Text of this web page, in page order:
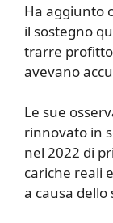
Ha aggiunto
il sostegno
trarre profitto
avevano
Le sue
rinnovato in
nel 2022 di
cariche reali
a causa dello